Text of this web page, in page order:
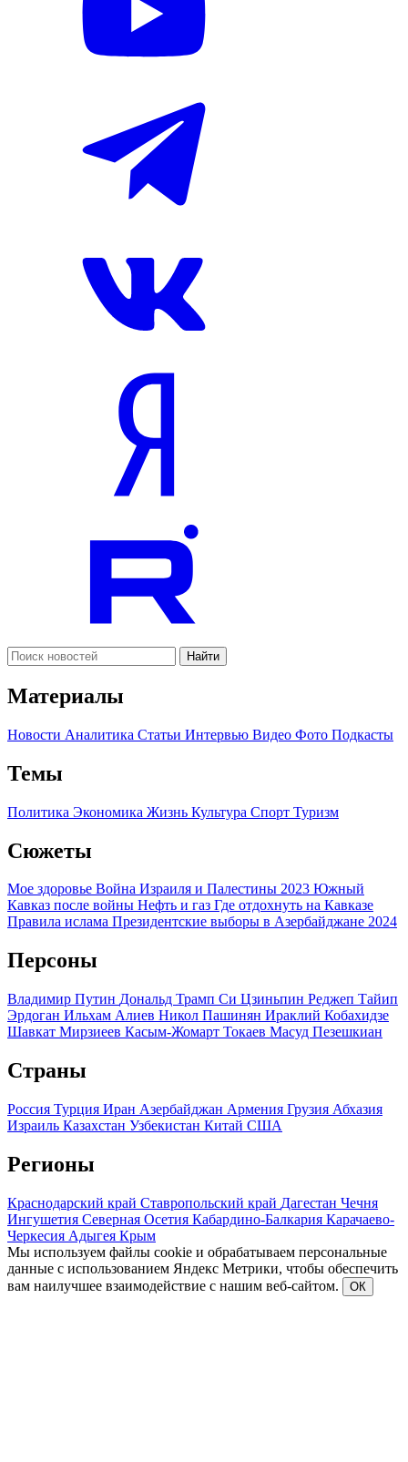
Найти
Материалы
Новости Аналитика Статьи Интервью Видео Фото Подкасты
Темы
Политика Экономика Жизнь Культура Спорт Туризм
Сюжеты
Мое здоровье Война Израиля и Палестины 2023 Южный
Кавказ после войны Нефть и газ Где отдохнуть на Кавказе
Правила ислама Президентские выборы в Азербайджане 2024
Персоны
Владимир Путин Дональд Трамп Си Цзиньпин Реджеп Тайип
Эрдоган Ильхам Алиев Никол Пашинян Ираклий Кобахидзе
Шавкат Мирзиеев Касым-Жомарт Токаев Масуд Пезешкиан
Страны
Россия Турция Иран Азербайджан Армения Грузия Абхазия
Израиль Казахстан Узбекистан Китай США
Регионы
Краснодарский край Ставропольский край Дагестан Чечня
Ингушетия Северная Осетия Кабардино-Балкария Карачаево-
Черкесия Адыгея Крым
Мы используем файлы cookie и обрабатываем персональные
данные с использованием Яндекс Метрики, чтобы обеспечить
вам наилучшее взаимодействие с нашим веб-сайтом.
ОК